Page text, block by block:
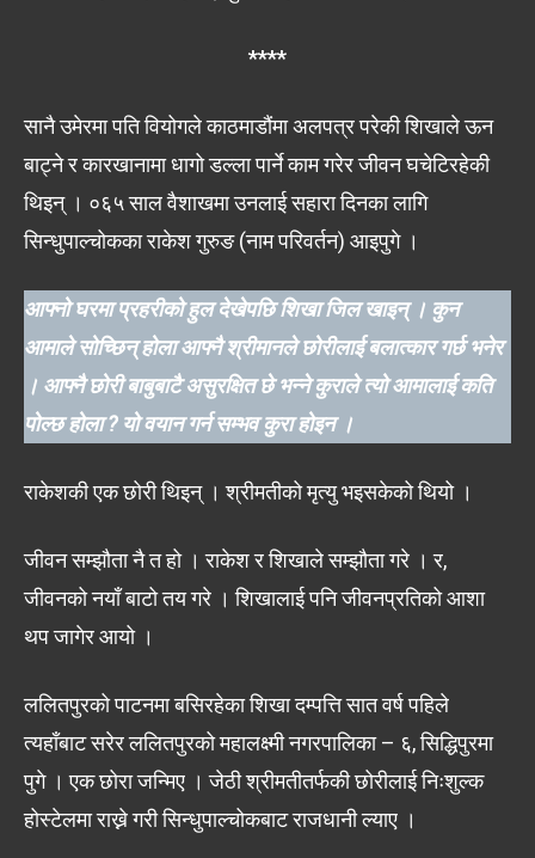
****
सानै उमेरमा पति वियोगले काठमाडौंमा अलपत्र परेकी शिखाले ऊन
बाट्ने र कारखानामा धागो डल्ला पार्ने काम गरेर जीवन घचेटिरहेकी
थिइन् । ०६५ साल वैशाखमा उनलाई सहारा दिनका लागि
सिन्धुपाल्चोकका राकेश गुरुङ (नाम परिवर्तन) आइपुगे ।
आफ्नो घरमा प्रहरीको हुल देखेपछि शिखा जिल खाइन् । कुन
आमाले सोच्छिन् होला आफ्नै श्रीमानले छोरीलाई बलात्कार गर्छ भनेर
। आफ्नै छोरी बाबुबाटै असुरक्षित छे भन्ने कुराले त्यो आमालाई कति
पोल्छ होला ? यो वयान गर्न सम्भव कुरा होइन ।
राकेशकी एक छोरी थिइन् । श्रीमतीको मृत्यु भइसकेको थियो ।
जीवन सम्झौता नै त हो । राकेश र शिखाले सम्झौता गरे । र,
जीवनको नयाँ बाटो तय गरे । शिखालाई पनि जीवनप्रतिको आशा
थप जागेर आयो ।
ललितपुरको पाटनमा बसिरहेका शिखा दम्पत्ति सात वर्ष पहिले
त्यहाँबाट सरेर ललितपुरको महालक्ष्मी नगरपालिका – ६, सिद्धिपुरमा
पुगे । एक छोरा जन्मिए । जेठी श्रीमतीतर्फकी छोरीलाई निःशुल्क
होस्टेलमा राख्ने गरी सिन्धुपाल्चोकबाट राजधानी ल्याए ।